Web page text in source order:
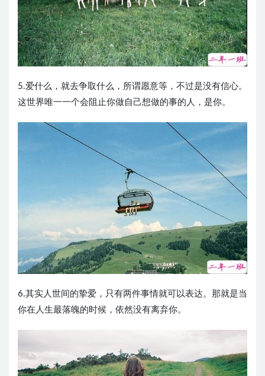
5.爱什么，就去争取什么，所谓愿意等，不过是没有信心。
这世界唯一一个会阻止你做自己想做的事的人，是你。 ​​​​
6.其实人世间的挚爱，只有两件事情就可以表达。那就是当
你在人生最落魄的时候，依然没有离弃你。 ​​​​